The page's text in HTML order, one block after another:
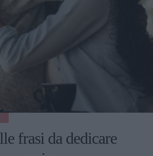
frasi da dedicare